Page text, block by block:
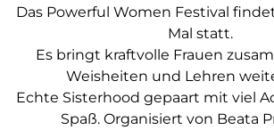
Das Powerful Women Festival
Mal statt.
Es bringt kraftvolle Frauen
Weisheiten und Lehren
Echte Sisterhood gepaart mit viel
Spaß. Organisiert von Beata